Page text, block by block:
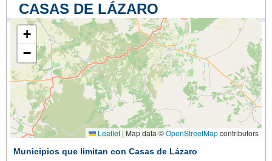
CASAS DE LÁZARO
+
−
Leaflet | Map data ©OpenStreetMapcontributors
Municipios que limitan con Casas de Lázaro